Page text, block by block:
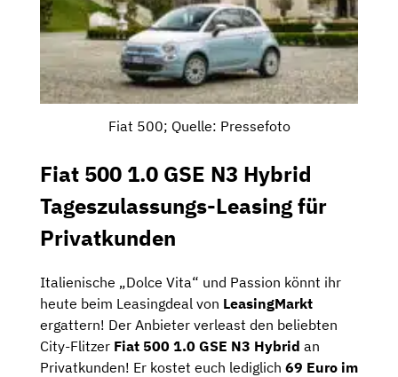
Fiat 500; Quelle: Pressefoto
Fiat 500 1.0 GSE N3 Hybrid
Tageszulassungs-Leasing für
Privatkunden
Italienische „Dolce Vita“ und Passion könnt ihr
heute beim Leasingdeal von LeasingMarkt
ergattern! Der Anbieter verleast den beliebten
City-Flitzer Fiat 500 1.0 GSE N3 Hybrid an
Privatkunden! Er kostet euch lediglich 69 Euro im